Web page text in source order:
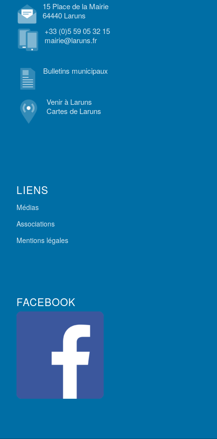
15 Place de la Mairie
64440 Laruns
+33 (0)5 59 05 32 15
mairie@laruns.fr
Bulletins municipaux
Venir à Laruns
Cartes de Laruns
LIENS
Médias
Associations
Mentions légales
FACEBOOK